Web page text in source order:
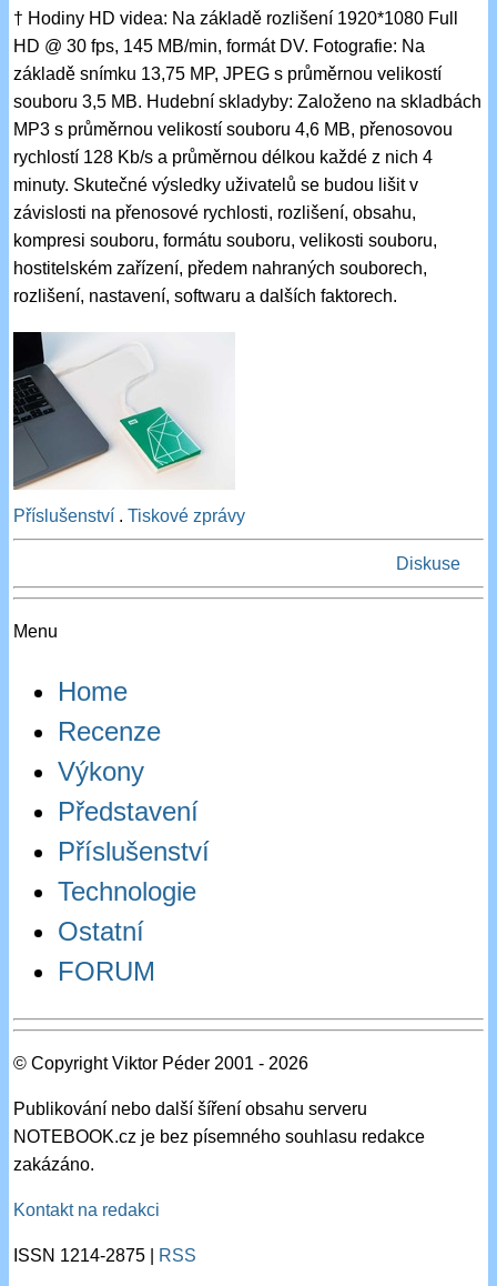
† Hodiny HD videa: Na základě rozlišení 1920*1080 Full
HD @ 30 fps, 145 MB/min, formát DV. Fotografie: Na
základě snímku 13,75 MP, JPEG s průměrnou velikostí
souboru 3,5 MB. Hudební skladyby: Založeno na skladbách
MP3 s průměrnou velikostí souboru 4,6 MB, přenosovou
rychlostí 128 Kb/s a průměrnou délkou každé z nich 4
minuty. Skutečné výsledky uživatelů se budou lišit v
závislosti na přenosové rychlosti, rozlišení, obsahu,
kompresi souboru, formátu souboru, velikosti souboru,
hostitelském zařízení, předem nahraných souborech,
rozlišení, nastavení, softwaru a dalších faktorech.
Příslušenství .Tiskové zprávy
Diskuse
Menu
Home
Recenze
Výkony
Představení
Příslušenství
Technologie
Ostatní
FORUM
© Copyright Viktor Péder 2001 - 2026
Publikování nebo další šíření obsahu serveru
NOTEBOOK.cz je bez písemného souhlasu redakce
zakázáno.
Kontakt na redakci
ISSN 1214-2875 | RSS